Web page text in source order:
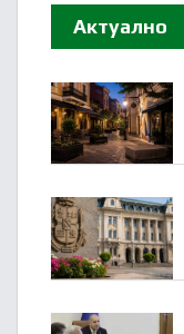
Актуално